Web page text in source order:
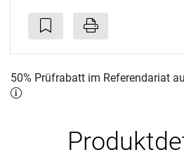
50% Prüfrabatt im Referendariat